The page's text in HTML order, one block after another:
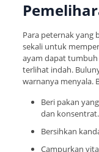
Para peternak yang
sekali untuk
ayam dapat
terlihat indah.
warnanya menyala.
Beri pakan
dan konsentrat.
Bersihkan
Campurkan